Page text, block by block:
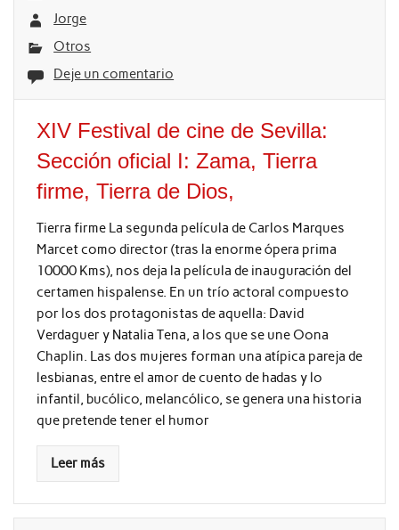
Jorge
Otros
Deje un comentario
XIV Festival de cine de Sevilla:
Sección oficial I: Zama, Tierra
firme, Tierra de Dios,
Tierra firme La segunda película de Carlos Marques
Marcet como director (tras la enorme ópera prima
10000 Kms), nos deja la película de inauguración del
certamen hispalense. En un trío actoral compuesto
por los dos protagonistas de aquella: David
Verdaguer y Natalia Tena, a los que se une Oona
Chaplin. Las dos mujeres forman una atípica pareja de
lesbianas, entre el amor de cuento de hadas y lo
infantil, bucólico, melancólico, se genera una historia
que pretende tener el humor
Leer más